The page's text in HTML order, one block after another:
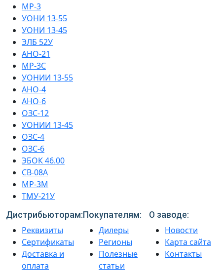
МР-3
УОНИ 13-55
УОНИ 13-45
ЭЛБ 52У
АНО-21
МР-3С
УОНИИ 13-55
АНО-4
АНО-6
ОЗС-12
УОНИИ 13-45
ОЗС-4
ОЗС-6
ЭБОК 46.00
СВ-08А
МР-3М
ТМУ-21У
Дистрибьюторам:
Реквизиты
Сертификаты
Доставка и
оплата
Покупателям:
Дилеры
Регионы
Полезные
статьи
О заводе:
Новости
Карта сайта
Контакты